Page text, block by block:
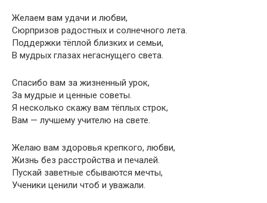
Желаем вам удачи и любви,
Сюрпризов радостных и солнечного лета.
Поддержки тёплой близких и семьи,
В мудрых глазах негаснущего света.
Спасибо вам за жизненный урок,
За мудрые и ценные советы.
Я несколько скажу вам тёплых строк,
Вам — лучшему учителю на свете.
Желаю вам здоровья крепкого, любви,
Жизнь без расстройства и печалей.
Пускай заветные сбываются мечты,
Ученики ценили чтоб и уважали.